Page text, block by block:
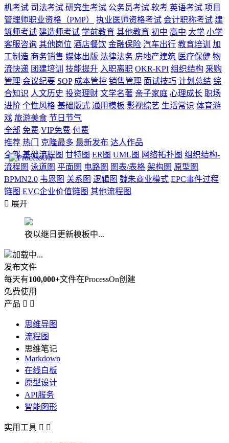
机考试 司法考试 研究生考试 公务员考试 软考 英语考试 项目
管理师职业资格（PMP）
执业医师资格考试 会计职称考试 建
筑师考试 建造师考试 学前教育 其他教育 初中 高中 大学 小学
客服咨询 其他岗位 酒店餐饮 金融保险 汽车出行 教育培训
加
工制造 商务销售 媒体出版 法律法务 房地产建筑 医疗保健 物
流快递 团建培训 技能提升 入职离职 OKR-KPI 组织结构 采购
管理 会议纪要 SOP 成本管控 销售管理 面试技巧 计划总结 综
合知识 人文历史 投资理财 文学名著 亲子家庭 心理成长 职场
进阶 个性风格 基础版式 通用模板 影视综艺 生活常识 体育游
戏 旅游美食 节日节气
全部 免费 VIP免费 付费
推荐 热门 克隆最多 最新发布 达人作品
全部 基础流程图 甘特图 ER图 UML图 网络拓扑图 组织结构-
流程图 泳道图 平面图 电路图 图表/表格 架构图 原型图
BPMN2.0 韦恩图 关系图 逻辑图 魏朱商业模式 EPC事件过程
链图 EVC企业价值链图 其他流程图
 展开
夜以继日更新模板中...
加载中...
发布文件
每天有100,000+文件在ProcessOn创建
免费使用
产品  
思维导图
流程图
思维笔记
Markdown
在线白板
原型设计
API服务
智能图形
实用工具  